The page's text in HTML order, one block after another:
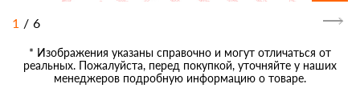
1 / 6
* Изображения указаны справочно и могут отличаться от
реальных. Пожалуйста, перед покупкой, уточняйте у наших
менеджеров подробную информацию о товаре.